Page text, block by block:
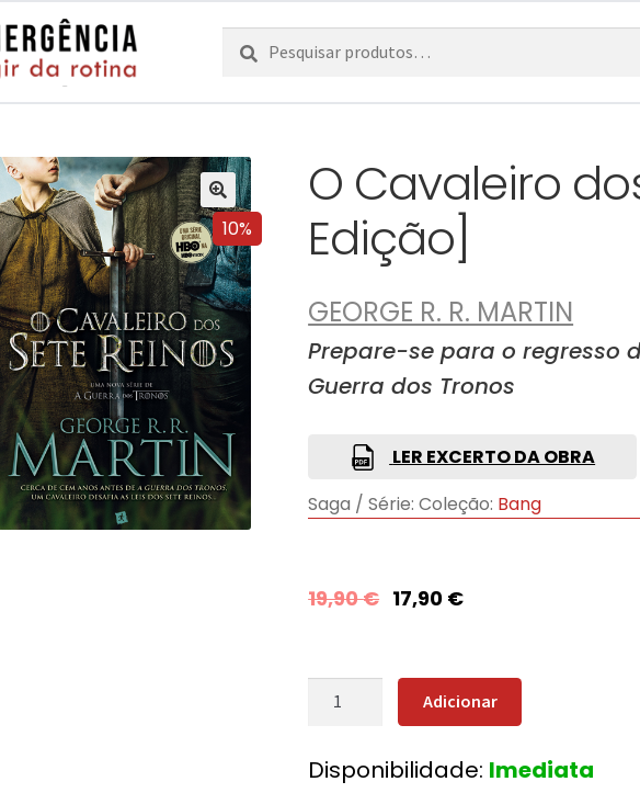
Pesquisar
por:
Pesquisa
10%
O Cavaleiro
Edição]
GEORGE R. R. MARTIN
Prepare-se para o regresso
Guerra dos Tronos
LER EXCERTO DA OBRA
Saga / Série: Coleção: Bang
19,90€ 17,90 €
Quantidade
Cavaleiro
Adicionar
Disponibilidade: Imediata